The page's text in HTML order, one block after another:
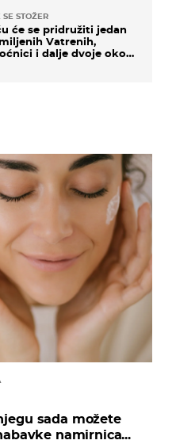
SE STOŽER
će se pridružiti jedan
Vatrenih,
i dalje dvoje oko
sada možete
namirnica...